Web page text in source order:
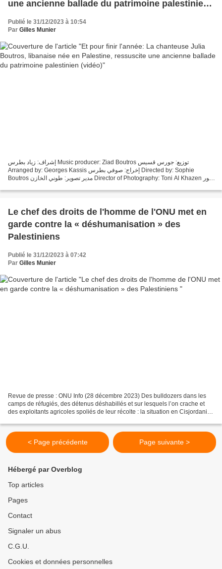
une ancienne ballade du patrimoine palestinien
Publié le 31/12/2023 à 10:54
Par Gilles Munier
إشراف: زياد بطرس Music producer: Ziad Boutros توزيع: جورس قسيس
Arranged by: Georges Kassis إخراج: صوفي بطرس Directed by: Sophie
Boutros مدير تصوير: طوني الخازن Director of Photography: Toni Al Khazen صور
Le chef des droits de l'homme de l'ONU met en
garde contre la « déshumanisation » des
Palestiniens
Publié le 31/12/2023 à 07:42
Par Gilles Munier
Revue de presse : ONU Info (28 décembre 2023) Des bulldozers dans les
camps de réfugiés, des détenus déshabillés et sur lesquels l’on crache et
des exploitants agricoles spoliés de leur récolte : la situation en Cisjordanie
< Page précédente Page suivante >
Hébergé par Overblog
Top articles
Pages
Contact
Signaler un abus
C.G.U.
Cookies et données personnelles